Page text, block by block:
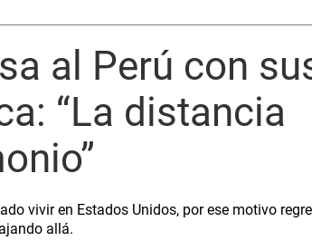
al Perú con
“La distancia
vivir en Estados Unidos, por ese motivo
allá.